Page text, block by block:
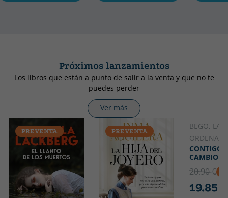
Próximos lanzamientos
Los libros que están a punto de salir a la venta y que no te
puedes perder
Ver más
PREVENTA PREVENTA
BEGO, LA
CONTIGO
CAMBIO
20.90 €
19.85